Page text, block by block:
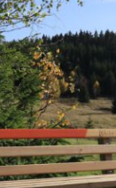
bei der Ilm-Kreis-
Wald-Weg gibt es
2022).